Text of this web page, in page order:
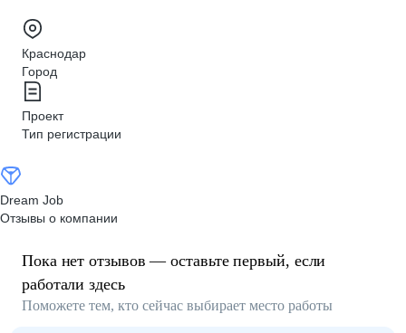
Краснодар
Город
Проект
Тип регистрации
Dream Job
Отзывы о компании
Пока нет отзывов — оставьте первый, если
работали здесь
Поможете тем, кто сейчас выбирает место работы